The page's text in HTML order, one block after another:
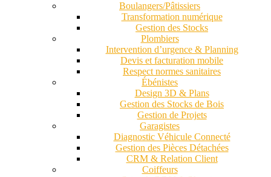
Boulangers/Pâtissiers
Transformation numérique
Gestion des Stocks
Plombiers
Intervention d’urgence & Planning
Devis et facturation mobile
Respect normes sanitaires
Ébénistes
Design 3D & Plans
Gestion des Stocks de Bois
Gestion de Projets
Garagistes
Diagnostic Véhicule Connecté
Gestion des Pièces Détachées
CRM & Relation Client
Coiffeurs